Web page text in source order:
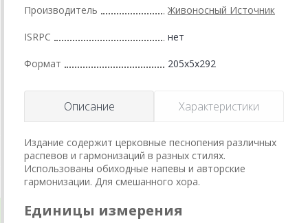
Производитель Живоносный Источник
ISRPC нет
Формат 205x5x292
Описание Характеристики
Издание содержит церковные песнопения различных
распевов и гармонизаций в разных стилях.
Использованы обиходные напевы и авторские
гармонизации. Для смешанного хора.
Единицы измерения